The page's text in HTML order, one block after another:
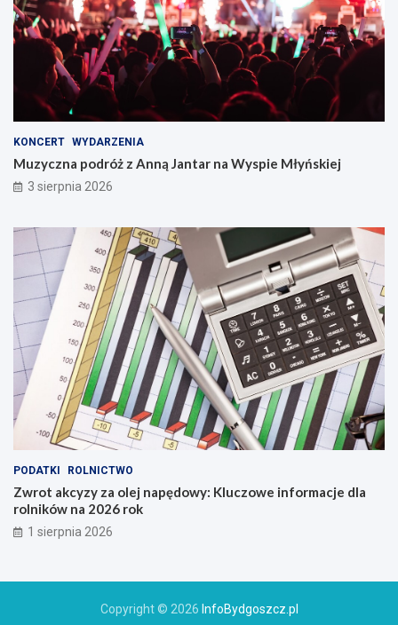
KONCERT WYDARZENIA
Muzyczna podróż z Anną Jantar na Wyspie Młyńskiej
3 sierpnia 2026
PODATKI ROLNICTWO
Zwrot akcyzy za olej napędowy: Kluczowe informacje dla
rolników na 2026 rok
1 sierpnia 2026
Copyright © 2026 InfoBydgoszcz.pl